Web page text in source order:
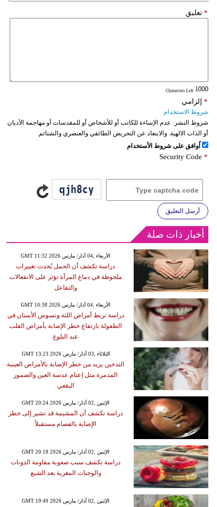
تعليق *
: Characters Left
إلزامي *
شروط الاستخدام
شروط النشر: عدم الإساءة للكاتب أو للأشخاص أو للمقدسات أو مهاجمة الأديان
أو الذات الالهية. والابتعاد عن التحريض الطائفي والعنصري والشتائم.
اُوافق على شروط الأستخدام
Security Code *
أرسل التعليق
أخبار ذات صلة
GMT 11:32 2026 الأربعاء ,04 آذار/ مارس
دراسة تكشف أن الحمل يُحدث تغييرات
ملحوظة في دماغ المرأة تؤثر على الانفعالات
والتفاعل
GMT 10:38 2026 الأربعاء ,04 آذار/ مارس
دراسة تربط أمراض اللثة وتسوس الأسنان في
الطفولة بارتفاع خطر الإصابة بأمراض القلب
عند البلوغ
GMT 13:23 2026 الثلاثاء ,03 آذار/ مارس
التدخين يزيد من خطر الإصابة بالأمراض العينية
المدمرة مثل إعتام عدسة العين والضمور
البقعي
GMT 20:24 2026 الإثنين ,02 آذار/ مارس
دراسة تكشف أن المشيمة قد تشير إلى خطر
الإصابة بالفصام مستقبلاً
GMT 20:18 2026 الإثنين ,02 آذار/ مارس
دراسة تكشف سبب صعوبة مقاومة الدونات
والوجبات المغرية بعد الشبع
GMT 19:49 2026 الإثنين ,02 آذار/ مارس